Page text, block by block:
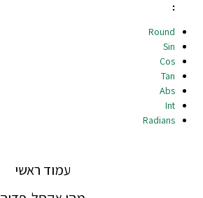
:
Round
Sin
Cos
Tan
Abs
Int
Radians
עמוד ראשי